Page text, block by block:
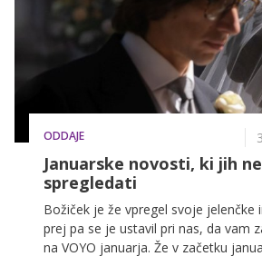
želeli zamuditi!
ODDAJE
Januarske novosti, ki jih
spregledati
Božiček je že vpregel svoje jelenčke
prej pa se je ustavil pri nas, da vam
na VOYO januarja. Že v začetku